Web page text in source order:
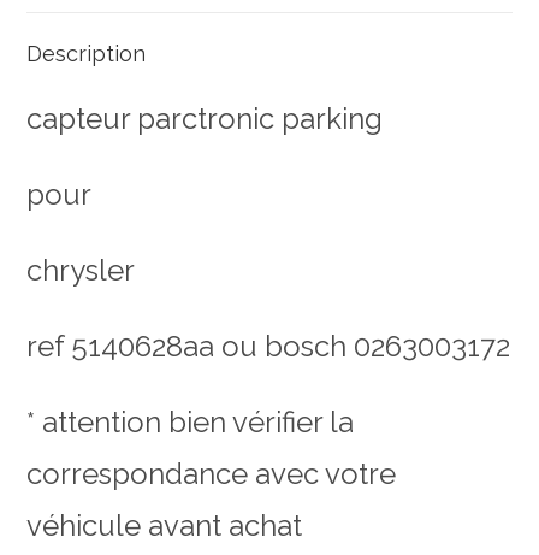
Description
capteur parctronic parking
pour
chrysler
ref 5140628aa ou bosch 0263003172
* attention bien vérifier la
correspondance avec votre
véhicule avant achat